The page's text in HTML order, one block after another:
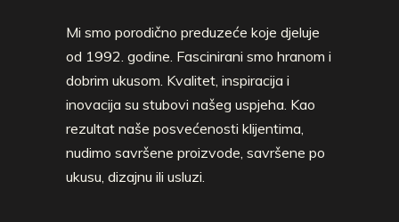
Mi smo porodično preduzeće koje djeluje
od 1992. godine. Fascinirani smo hranom i
dobrim ukusom. Kvalitet, inspiracija i
inovacija su stubovi našeg uspjeha. Kao
rezultat naše posvećenosti klijentima,
nudimo savršene proizvode, savršene po
ukusu, dizajnu ili usluzi.